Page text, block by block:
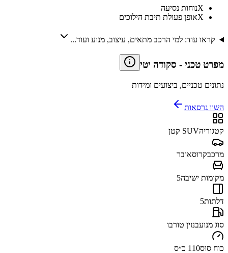
Xנוחות נסיעה
Xאופן פעולת תיבת הילוכים
קראו עוד: למי הרכב מתאים, עיצוב, מנוע ועוד...
מפרט טכני - סקודה יטי
נתונים טכניים, ביצועים ומידות
השוו גרסאות
קטגוריהSUV קטן
מרכבקרוסאובר
מקומות ישיבה5
דלתות5
סוג מנועבנזין טורבו
כוח סוס110 כ״ס